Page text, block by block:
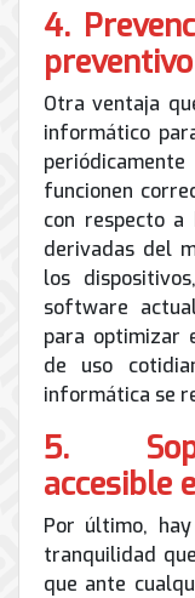
4.
preventivo
Otra ventaja
informático
funcionen
con respecto a
derivadas del
los
software
para optimizar
de uso
informática se
5.
accesible
Por último,
tranquilidad
que ante